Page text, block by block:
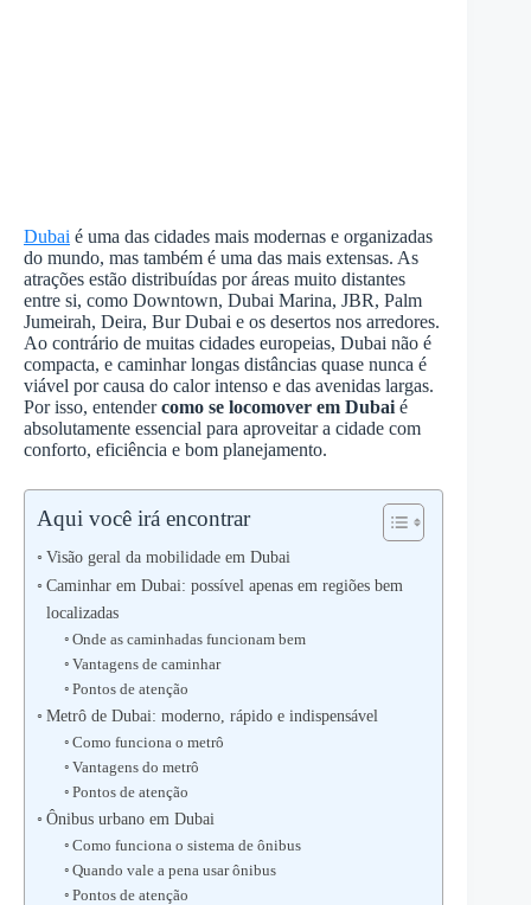
Dubai é uma das cidades mais modernas e organizadas
do mundo, mas também é uma das mais extensas. As
atrações estão distribuídas por áreas muito distantes
entre si, como Downtown, Dubai Marina, JBR, Palm
Jumeirah, Deira, Bur Dubai e os desertos nos arredores.
Ao contrário de muitas cidades europeias, Dubai não é
compacta, e caminhar longas distâncias quase nunca é
viável por causa do calor intenso e das avenidas largas.
Por isso, entendercomo se locomover em Dubai é
absolutamente essencial para aproveitar a cidade com
conforto, eficiência e bom planejamento.
Aqui você irá encontrar
Visão geral da mobilidade em Dubai
Caminhar em Dubai: possível apenas em regiões bem
localizadas
Onde as caminhadas funcionam bem
Vantagens de caminhar
Pontos de atenção
Metrô de Dubai: moderno, rápido e indispensável
Como funciona o metrô
Vantagens do metrô
Pontos de atenção
Ônibus urbano em Dubai
Como funciona o sistema de ônibus
Quando vale a pena usar ônibus
Pontos de atenção